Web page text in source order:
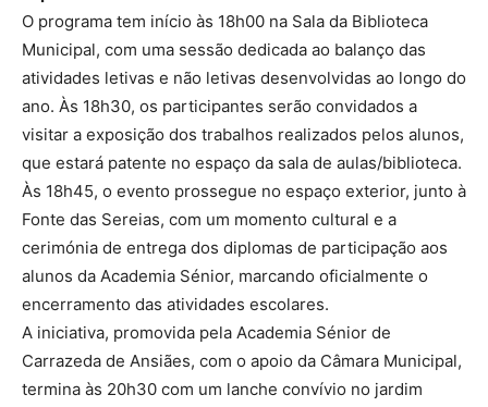
O programa tem início às 18h00 na Sala da Biblioteca
Municipal, com uma sessão dedicada ao balanço das
atividades letivas e não letivas desenvolvidas ao longo do
ano. Às 18h30, os participantes serão convidados a
visitar a exposição dos trabalhos realizados pelos alunos,
que estará patente no espaço da sala de aulas/biblioteca.
Às 18h45, o evento prossegue no espaço exterior, junto à
Fonte das Sereias, com um momento cultural e a
cerimónia de entrega dos diplomas de participação aos
alunos da Academia Sénior, marcando oficialmente o
encerramento das atividades escolares.
A iniciativa, promovida pela Academia Sénior de
Carrazeda de Ansiães, com o apoio da Câmara Municipal,
termina às 20h30 com um lanche convívio no jardim